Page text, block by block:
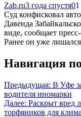
Zab.ru3 года спустя0
Суд конфисковал
Давенда
виде, сообщает
Ранее он уже
Навигация
Предыдущая: В Уфе
водителя иномарки
Далее: Раскрыт вред
торфяников для